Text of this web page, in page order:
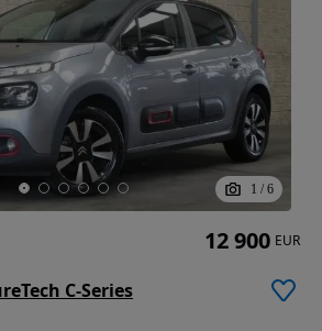
1 / 6
C-Series
12 900 EUR